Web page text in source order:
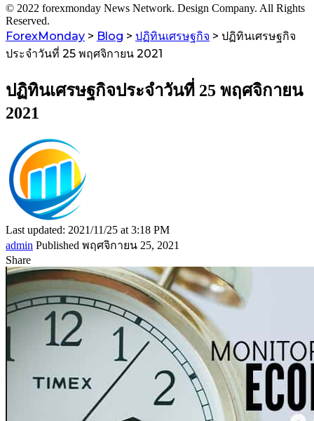
© 2022 forexmonday News Network. Design Company. All Rights
Reserved.
ForexMonday > Blog > ปฏิทินเศรษฐกิจ > ปฏิทินเศรษฐกิจ
ประจำวันที่ 25 พฤศจิกายน 2021
ปฏิทินเศรษฐกิจประจำวันที่ 25 พฤศจิกายน
2021
Last updated: 2021/11/25 at 3:18 PM
admin Published พฤศจิกายน 25, 2021
Share